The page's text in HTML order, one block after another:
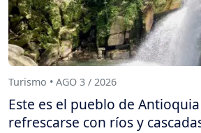
Turismo • AGO 3 / 2026
Este es el pueblo de
refrescarse con ríos y